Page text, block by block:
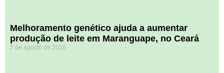
Melhoramento genético ajuda a aumentar
produção de leite em Maranguape, no Ceará
7 de agosto de 2026